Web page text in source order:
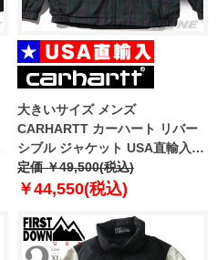
大きいサイズ メンズ
CARHARTT カーハート リバー
シブル ジャケット USA直輸入
i035145
定価 ￥49,500(税込)
￥44,550(税込)